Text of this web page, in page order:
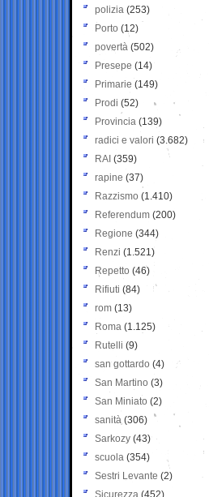
polizia (253)
Porto (12)
povertà (502)
Presepe (14)
Primarie (149)
Prodi (52)
Provincia (139)
radici e valori (3.682)
RAI (359)
rapine (37)
Razzismo (1.410)
Referendum (200)
Regione (344)
Renzi (1.521)
Repetto (46)
Rifiuti (84)
rom (13)
Roma (1.125)
Rutelli (9)
san gottardo (4)
San Martino (3)
San Miniato (2)
sanità (306)
Sarkozy (43)
scuola (354)
Sestri Levante (2)
Sicurezza (452)